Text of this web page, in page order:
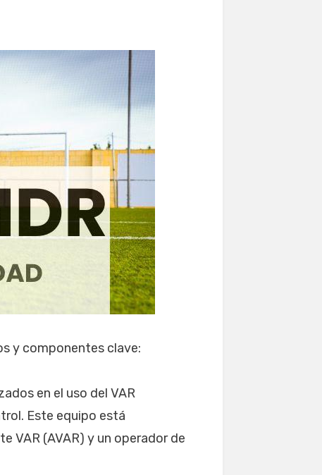
y componentes clave:
en el uso del VAR
Este equipo está
VAR (AVAR) y un operador de